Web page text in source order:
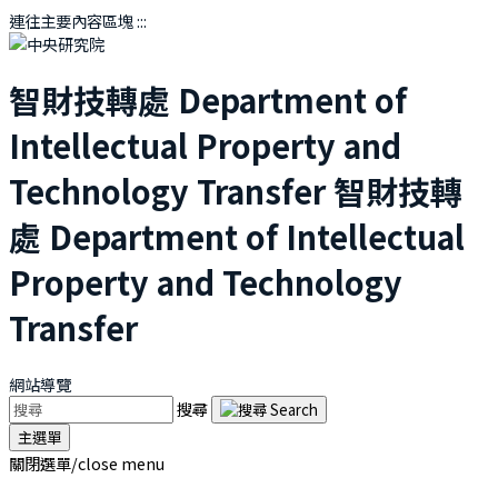
連往主要內容區塊:::
智財技轉處 Department of
Intellectual Property and
Technology Transfer智財技轉
處 Department of Intellectual
Property and Technology
Transfer
網站導覽
搜尋
主選單
關閉選單/close menu